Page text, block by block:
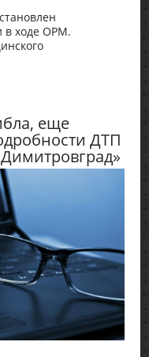
в ходе ОРМ.
еще
ДТП